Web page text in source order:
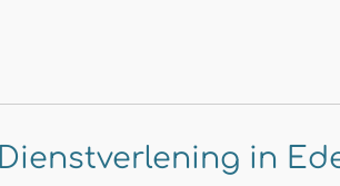
Dienstverlening in